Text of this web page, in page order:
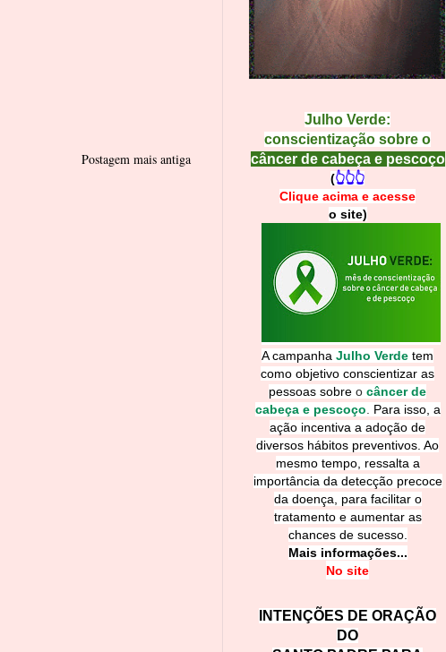
Postagem mais antiga
Julho Verde:
conscientização sobre o
câncer de cabeça e pescoço
(👆👆👆
Clique acima e acesse
o site)
A campanha Julho Verde tem
como objetivo conscientizar as
pessoas sobre o câncer de
cabeça e pescoço
Para isso, a
ação incentiva a adoção de
diversos hábitos preventivos. Ao
mesmo tempo, ressalta a
importância da detecção precoce
da doença, para facilitar o
tratamento e aumentar as
chances de sucesso.
Mais informações...
No site
INTENÇÕES DE ORAÇÃO
DO